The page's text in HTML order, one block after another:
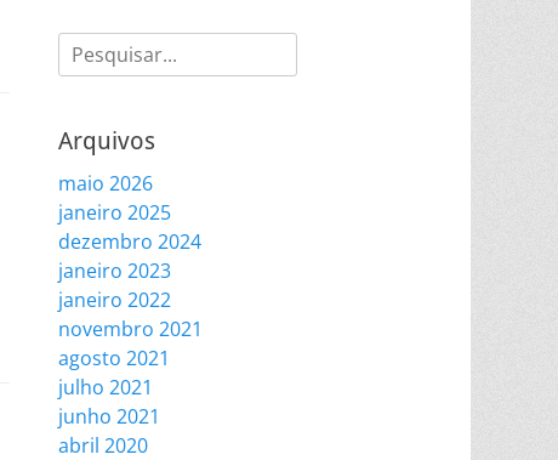
Pesquisar
por:
Arquivos
maio 2026
janeiro 2025
dezembro 2024
janeiro 2023
janeiro 2022
novembro 2021
agosto 2021
julho 2021
junho 2021
abril 2020